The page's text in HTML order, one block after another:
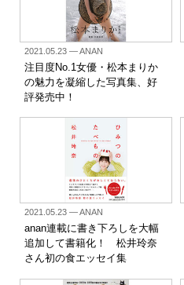
2021.05.23— ANAN
注目度No.1女優・松本まりか
の魅力を凝縮した写真集、好
評発売中！
2021.05.23— ANAN
anan連載に書き下ろしを大幅
追加して書籍化！ 松井玲奈
さん初の食エッセイ集